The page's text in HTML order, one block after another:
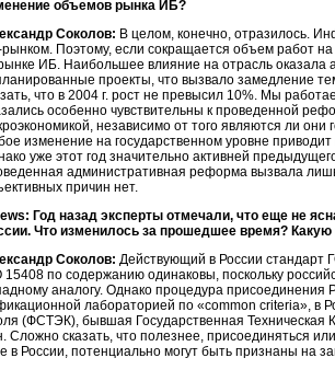
объемов рынка ИБ?
Соколов: В целом, конечно, отразилось.
рынком. Поэтому, если сокращается объем работ на
ИБ. Наибольшее влияние на отрасль оказала
проекты, что вызвало замедление
что в 2004 г. рост не превысил 10%. Мы
особенно чувствительны к проведенной
независимо от того являются ли они
изменение на государственном уровне
уже этот год значительно активней
административная реформа вызвала
причин нет.
Год назад эксперты отмечали, что еще не
Что изменилось за прошедшее время?
Соколов: Действующий в России
15408 по содержанию одинаковы, поскольку
аналогу. Однако процедура
лабораторией по «common criteria», в
(ФСТЭК), бывшая Государственная
сказать, что полезнее, присоединяться
России, потенциально могут быть признаны на